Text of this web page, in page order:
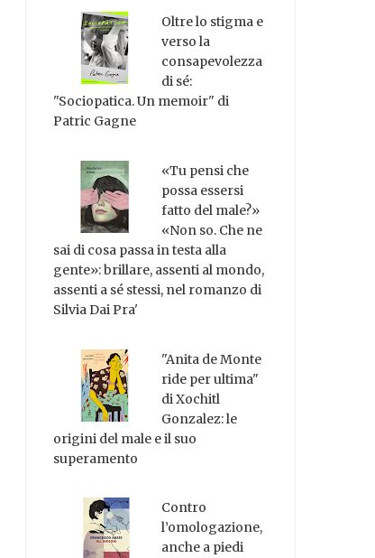
Oltre lo stigma e
verso la
consapevolezza
di sé:
"Sociopatica. Un memoir" di
Patric Gagne
«Tu pensi che
possa essersi
fatto del male?»
«Non so. Che ne
sai di cosa passa in testa alla
gente»: brillare, assenti al mondo,
assenti a sé stessi, nel romanzo di
Silvia Dai Pra'
"Anita de Monte
ride per ultima"
di Xochitl
Gonzalez: le
origini del male e il suo
superamento
Contro
l’omologazione,
anche a piedi